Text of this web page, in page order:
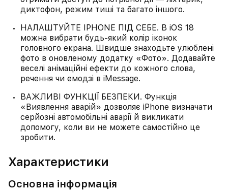
диктофон, режим тиші та багато іншого.
НАЛАШТУЙТЕ IPHONE ПІД СЕБЕ. В iOS 18
можна вибрати будь-який колір іконок
головного екрана. Швидше знаходьте улюблені
фото в оновленому додатку «Фото». Додавайте
веселі анімаційні ефекти до кожного слова,
речення чи емодзі в iMessage.
ВАЖЛИВІ ФУНКЦІЇ БЕЗПЕКИ. Функція
«Виявлення аварій» дозволяє iPhone визначати
серйозні автомобільні аварії й викликати
допомогу, коли ви не можете самостійно це
зробити.
Характеристики
Основна інформація